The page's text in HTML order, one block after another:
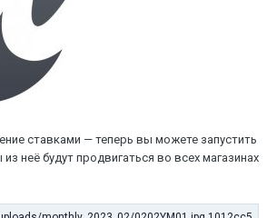
ставками — теперь вы можете запустить
неё будут продвигаться во всех магазинах